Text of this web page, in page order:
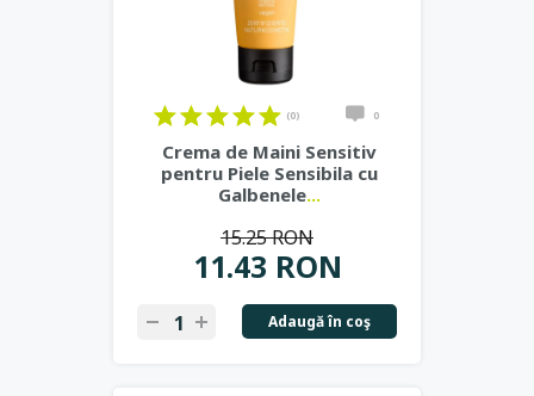
(0) 0
Crema de Maini Sensitiv
pentru Piele Sensibila cu
Galbenele...
11.43 RON
15.25 RON
Adaugă în coş